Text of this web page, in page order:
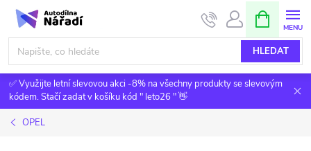
Přejít
obsah
HLEDAT
NÁKUPNÍ
KOŠÍK
✅ Využijte letní slevovou akci -8% na všechny produkty se slevovým
kódem. Stačí zadat v košíku kód " leto26 " 👋
OPEL